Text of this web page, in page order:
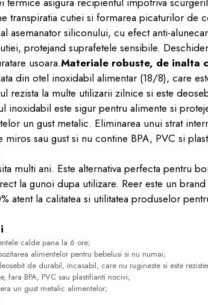
transpiratia cutiei si formarea picaturilor de
asemanator siliconului, cu efect anti-
protejand suprafetele sensibile.
usoara.Materiale robuste, de inalta
din otel inoxidabil alimentar (18/8), care
rezista la multe utilizarii zilnice si este
inoxidabil este sigur pentru alimente si
un gust metalic. Eliminarea unui strat
miros sau gust si nu contine BPA, PVC si
multi ani. Este alternativa perfecta pentru
la gunoi dupa utilizare. Reer este un
atent la calitatea si utilitatea produselor
calde pana la 6 ore;
alimentelor pentru bebelusi si nu numai;
de durabil, incasabil, care nu rugineste si este
fara BPA, PVC sau plastifianti nocivi;
un gust metalic alimentelor;